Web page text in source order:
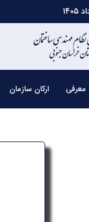
معرفی ارکان سازمان